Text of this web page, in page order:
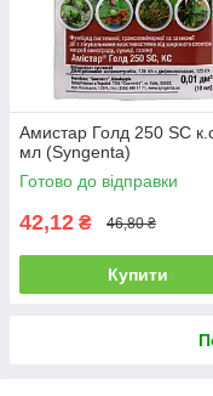
Амистар Голд 250 SC
мл (Syngenta)
Готово до відправки
42,12 ₴ 46,80 ₴
Купити